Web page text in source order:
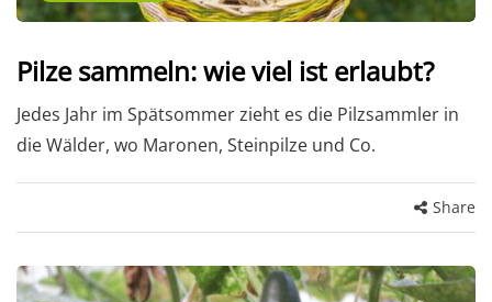
Pilze sammeln: wie viel ist erlaubt?
Jedes Jahr im Spätsommer zieht es die Pilzsammler in
die Wälder, wo Maronen, Steinpilze und Co.
Share